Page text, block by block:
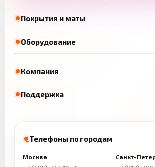
Покрытия и маты
Оборудование
Компания
Поддержка
Телефоны по городам
Москва Санкт-